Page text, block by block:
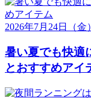
2026年7月24日 （金）
暑い夏でも快適
とおすすめアイ